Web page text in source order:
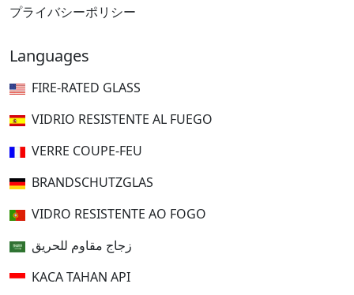
プライバシーポリシー
Languages
FIRE-RATED GLASS
VIDRIO RESISTENTE AL FUEGO
VERRE COUPE-FEU
BRANDSCHUTZGLAS
VIDRO RESISTENTE AO FOGO
زجاج مقاوم للحريق
KACA TAHAN API